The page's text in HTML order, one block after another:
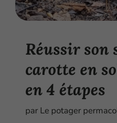
Réussir son
carotte en
en 4 étapes
par Le potager